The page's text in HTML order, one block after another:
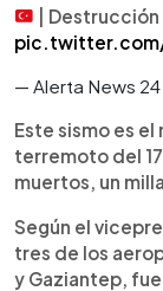
|
— Alerta News
Este sismo es
terremoto del
muertos, un
Según el
tres de los
y Gaziantep,